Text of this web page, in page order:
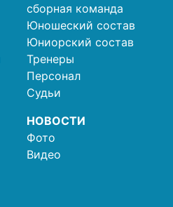
сборная команда
Юношеский состав
Юниорский состав
Тренеры
Персонал
Судьи
НОВОСТИ
Фото
Видео